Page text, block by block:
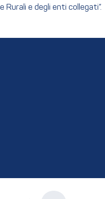
e degli enti collegati”.